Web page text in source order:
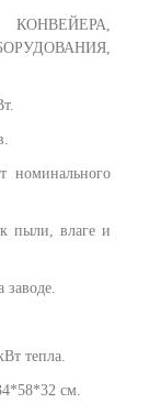
номинального
пыли, влаге и
тепла.
см.